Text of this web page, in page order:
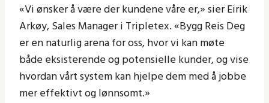
«Vi ønsker å være der kundene våre er,» sier Eirik
Arkøy, Sales Manager i Tripletex. «Bygg Reis Deg
er en naturlig arena for oss, hvor vi kan møte
både eksisterende og potensielle kunder, og vise
hvordan vårt system kan hjelpe dem med å jobbe
mer effektivt og lønnsomt.»